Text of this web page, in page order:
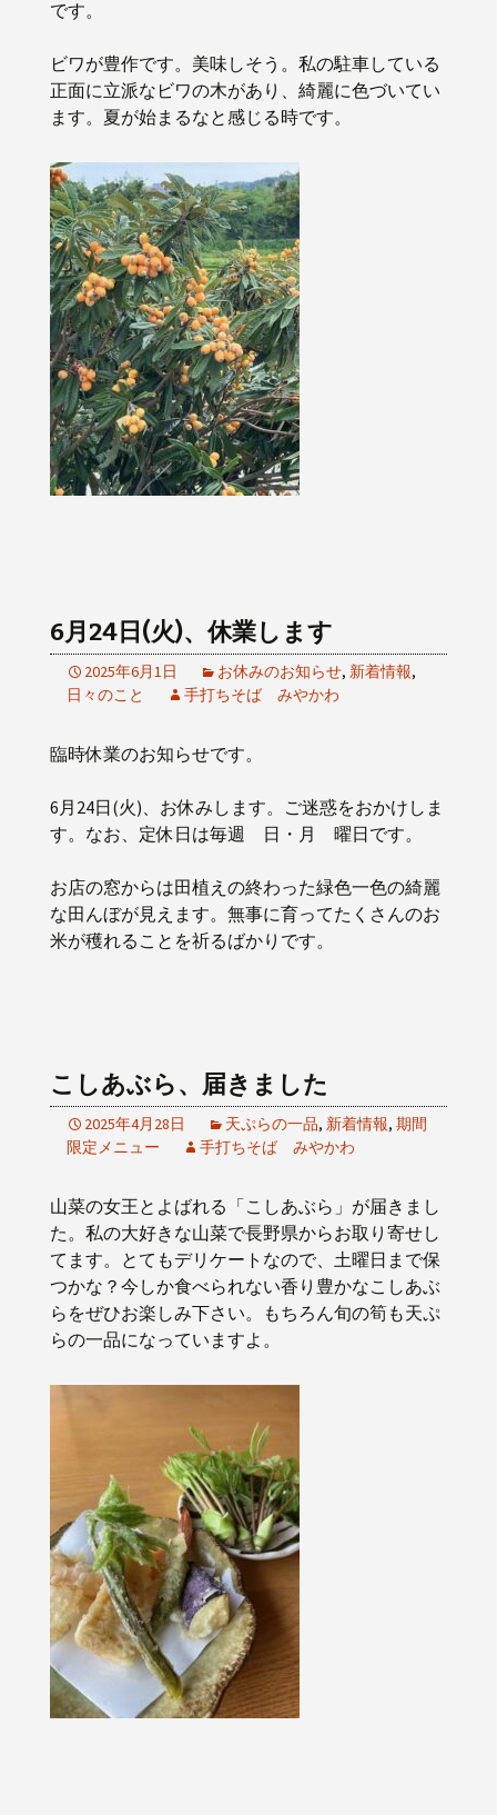
です。
ビワが豊作です。美味しそう。私の駐車している
正面に立派なビワの木があり、綺麗に色づいてい
ます。夏が始まるなと感じる時です。
6月24日(火)、休業します
2025年6月1日 お休みのお知らせ, 新着情報,
日々のこと
手打ちそば みやかわ
臨時休業のお知らせです。
6月24日(火)、お休みします。ご迷惑をおかけしま
す。なお、定休日は毎週 日・月 曜日です。
お店の窓からは田植えの終わった緑色一色の綺麗
な田んぼが見えます。無事に育ってたくさんのお
米が穫れることを祈るばかりです。
こしあぶら、届きました
2025年4月28日 天ぷらの一品, 新着情報, 期間
限定メニュー
手打ちそば みやかわ
山菜の女王とよばれる「こしあぶら」が届きまし
た。私の大好きな山菜で長野県からお取り寄せし
てます。とてもデリケートなので、土曜日まで保
つかな？今しか食べられない香り豊かなこしあぶ
らをぜひお楽しみ下さい。もちろん旬の筍も天ぷ
らの一品になっていますよ。